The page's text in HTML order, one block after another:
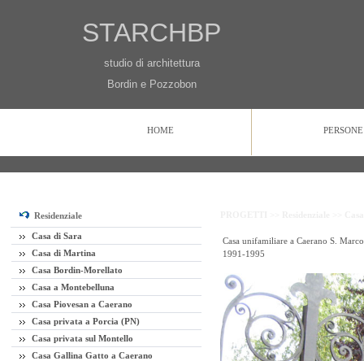
STARCHBP
studio di architettura
Bordin e Pozzobon
PROGETTI
Residenziale
Casa di Sara
Casa di Martina
Casa Bordin-Morellato
Casa a Montebelluna
Casa Piovesan a Caerano
Casa privata a Porcia (PN)
Casa privata sul Montello
Casa Gallina Gatto a Caerano
Casa unifamiliare a Caerano S. Marco
1991-1995
HOME PERSONE